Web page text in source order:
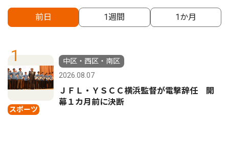
前日 1週間 1か月
1
スポーツ
中区・西区・南区
2026.08.07
ＪＦＬ・ＹＳＣＣ横浜監督が電撃辞任 開
幕１カ月前に決断